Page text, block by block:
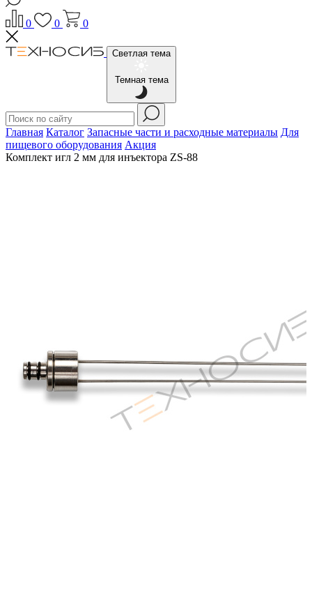
0 0 0
Светлая тема
Темная тема
Главная Каталог Запасные части и расходные материалы Для
пищевого оборудования Акция
Комплект игл 2 мм для инъектора ZS-88